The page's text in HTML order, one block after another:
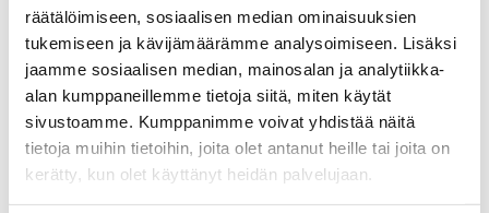
räätälöimiseen, sosiaalisen median ominaisuuksien
tukemiseen ja kävijämäärämme analysoimiseen. Lisäksi
jaamme sosiaalisen median, mainosalan ja analytiikka-
alan kumppaneillemme tietoja siitä, miten käytät
sivustoamme. Kumppanimme voivat yhdistää näitä
tietoja muihin tietoihin, joita olet antanut heille tai joita on
kerätty, kun olet käyttänyt heidän palvelujaan.
puihin.johku.com/Kristiina Räisänen och Sari Vainio
Puihin